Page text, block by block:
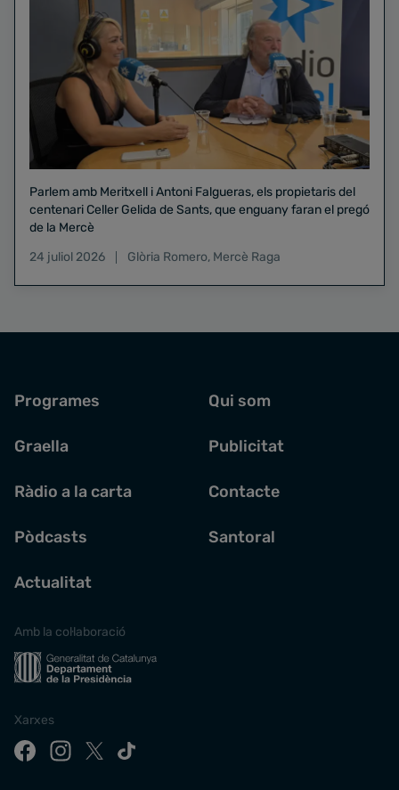
Parlem amb Meritxell i Antoni Falgueras, els propietaris del
centenari Celler Gelida de Sants, que enguany faran el pregó
de la Mercè
24 juliol 2026
Glòria Romero, Mercè Raga
Programes
Graella
Ràdio a la carta
Pòdcasts
Actualitat
Qui som
Publicitat
Contacte
Santoral
Amb la col·laboració
Xarxes